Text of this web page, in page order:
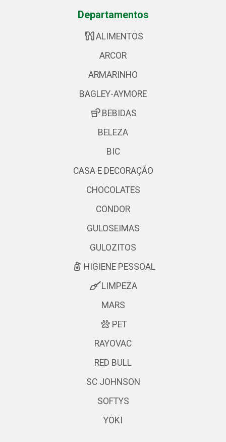
Departamentos
ALIMENTOS
ARCOR
ARMARINHO
BAGLEY-AYMORE
BEBIDAS
BELEZA
BIC
CASA E DECORAÇÃO
CHOCOLATES
CONDOR
GULOSEIMAS
GULOZITOS
HIGIENE PESSOAL
LIMPEZA
MARS
PET
RAYOVAC
RED BULL
SC JOHNSON
SOFTYS
YOKI